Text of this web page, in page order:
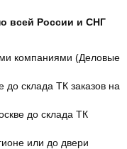
всей России и СНГ
компаниями (Деловые
до склада ТК заказов на
до склада ТК
или до двери